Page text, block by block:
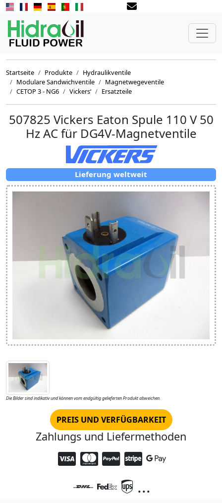
Startseite Produkte
Hydraulikventile
Modulare Sandwichventile
Magnetwegeventile
CETOP 3 - NG6
Vickers‘ Ersatzteile
507825 Vickers Eaton Spule 110 V 50
Hz AC für DG4V-Magnetventile
Lieferung weltweit
Die Bilder sind indikativ und können vom endgültig gelieferten Produkt abweichen.
PREIS UND VERFÜGBARKEIT
Zahlungs und Liefermethoden
...